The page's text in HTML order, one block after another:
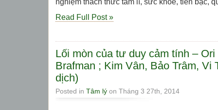
nghiệm thách thức tâm lí, sức khoẻ, tiền bạc,
Read Full Post »
Lối mòn của tư duy cảm tính –
Brafman ; Kim Vân, Bảo Trâm, Vi
dịch)
Posted in Tâm lý on Tháng 3 27th, 2014